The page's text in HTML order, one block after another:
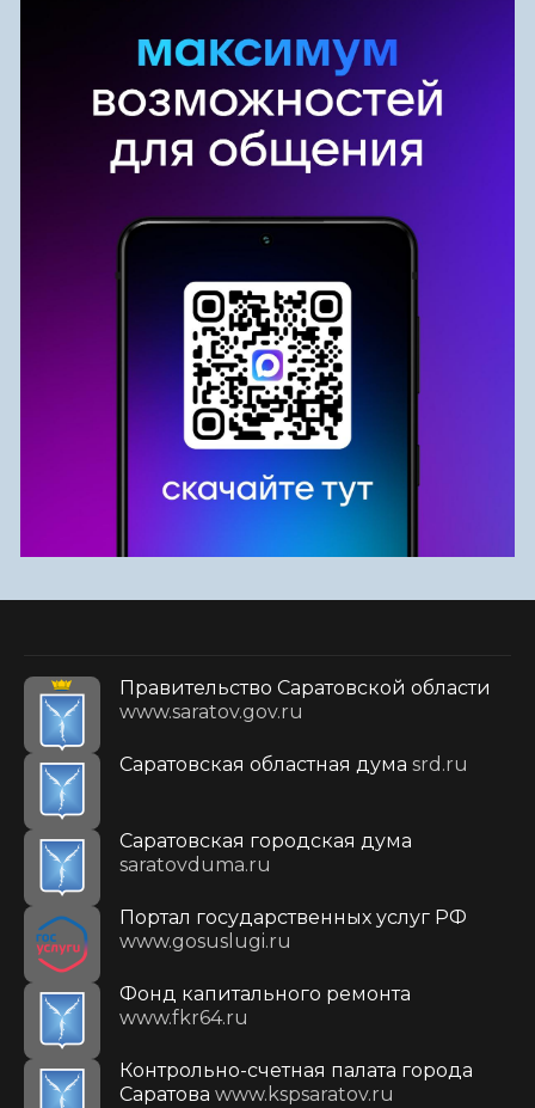
Правительство Саратовской области
www.saratov.gov.ru
Саратовская областная дума srd.ru
Саратовская городская дума
saratovduma.ru
Портал государственных услуг РФ
www.gosuslugi.ru
Фонд капитального ремонта
www.fkr64.ru
Контрольно-счетная палата города
Саратова www.kspsaratov.ru